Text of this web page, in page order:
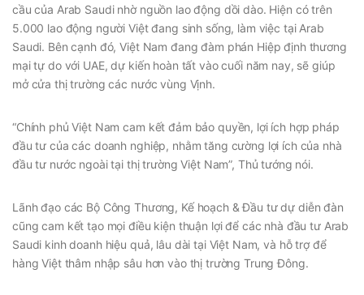
cầu của Arab Saudi nhờ nguồn lao động dồi dào. Hiện có trên
5.000 lao động người Việt đang sinh sống, làm việc tại Arab
Saudi. Bên cạnh đó, Việt Nam đang đàm phán Hiệp định thương
mại tự do với UAE, dự kiến hoàn tất vào cuối năm nay, sẽ giúp
mở cửa thị trường các nước vùng Vịnh.
“Chính phủ Việt Nam cam kết đảm bảo quyền, lợi ích hợp pháp
đầu tư của các doanh nghiệp, nhằm tăng cường lợi ích của nhà
đầu tư nước ngoài tại thị trường Việt Nam”, Thủ tướng nói.
Lãnh đạo các Bộ Công Thương, Kế hoạch & Đầu tư dự diễn đàn
cũng cam kết tạo mọi điều kiện thuận lợi để các nhà đầu tư Arab
Saudi kinh doanh hiệu quả, lâu dài tại Việt Nam, và hỗ trợ để
hàng Việt thâm nhập sâu hơn vào thị trường Trung Đông.